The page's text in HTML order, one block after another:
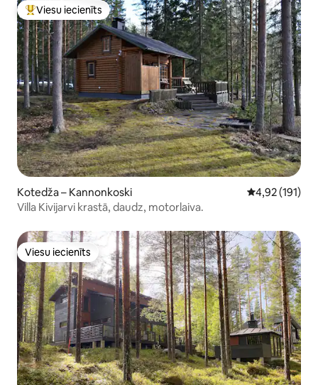
Populārs viesu iecienīts mājoklis
Viesu iecienīts
Kotedža – Kannonkoski Vidējais
4,92 (191)
Villa Kivijarvi krastā, daudz, motorlaiva.
Viesu iecienīts
Viesu iecienīts